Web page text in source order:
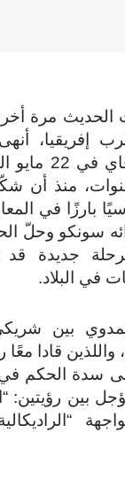
مرة أخرى
أنهى
باسيرو ديوماي فاي
منذ أن شكّل
بارزًا في
سونكو وحلّ
جديدة قد
البلاد.
بين
قادا معًا
رؤيتين: